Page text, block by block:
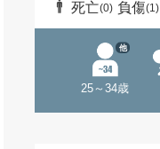
死亡(0) 負傷(1)
25～34歳
他